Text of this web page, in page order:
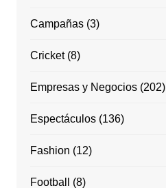
Campañas(3)
Cricket(8)
Empresas y Negocios(202)
Espectáculos(136)
Fashion (12)
Football (8)